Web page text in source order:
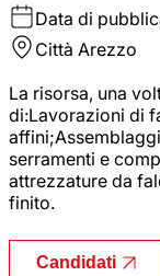
Data di
Città Arezzo
La risorsa, una
di:Lavorazioni di
serramenti e
attrezzature da
finito.
Candidati